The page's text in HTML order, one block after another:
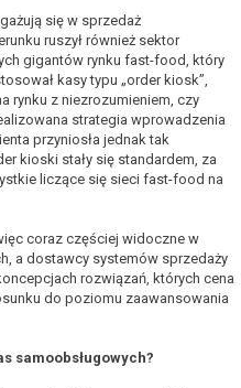
się w sprzedaż
ruszył również sektor
gigantów rynku fast-food, który
kasy typu „order kiosk”,
rynku z niezrozumieniem, czy
strategia wprowadzenia
przyniosła jednak tak
kioski stały się standardem, za
liczące się sieci fast-food na
coraz częściej widoczne w
a dostawcy systemów sprzedaży
rozwiązań, których cena
do poziomu zaawansowania
samoobsługowych?